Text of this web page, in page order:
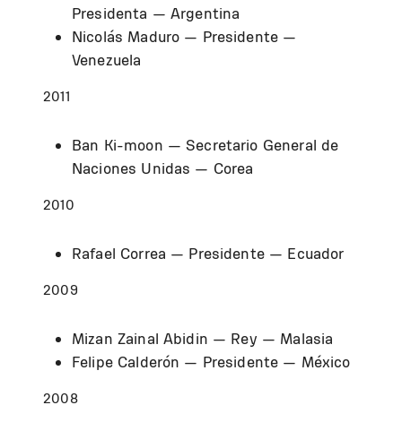
Presidenta — Argentina
Nicolás Maduro — Presidente —
Venezuela
2011
Ban Ki-moon — Secretario General de
Naciones Unidas — Corea
2010
Rafael Correa — Presidente — Ecuador
2009
Mizan Zainal Abidin — Rey — Malasia
Felipe Calderón — Presidente — México
2008